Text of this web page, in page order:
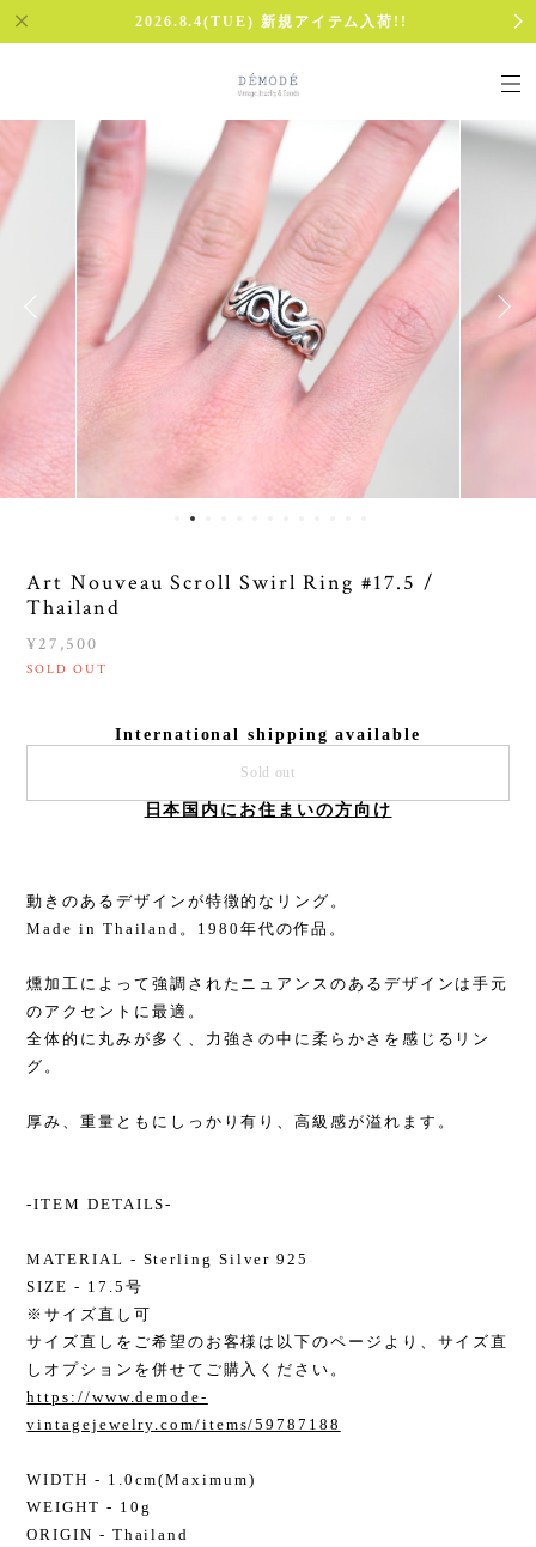
2026.8.4(TUE) 新規アイテム入荷!!
Art Nouveau Scroll Swirl Ring #17.5 /
Thailand
¥27,500
SOLD OUT
International shipping available
Sold out
日本国内にお住まいの方向け
動きのあるデザインが特徴的なリング。
Made in Thailand。1980年代の作品。
燻加工によって強調されたニュアンスのあるデザインは手元
のアクセントに最適。
全体的に丸みが多く、力強さの中に柔らかさを感じるリン
グ。
厚み、重量ともにしっかり有り、高級感が溢れます。
-ITEM DETAILS-
MATERIAL - Sterling Silver 925
SIZE - 17.5号
※サイズ直し可
サイズ直しをご希望のお客様は以下のページより、サイズ直
しオプションを併せてご購入ください。
https://www.demode-
vintagejewelry.com/items/59787188
WIDTH - 1.0cm(Maximum)
WEIGHT - 10g
ORIGIN - Thailand